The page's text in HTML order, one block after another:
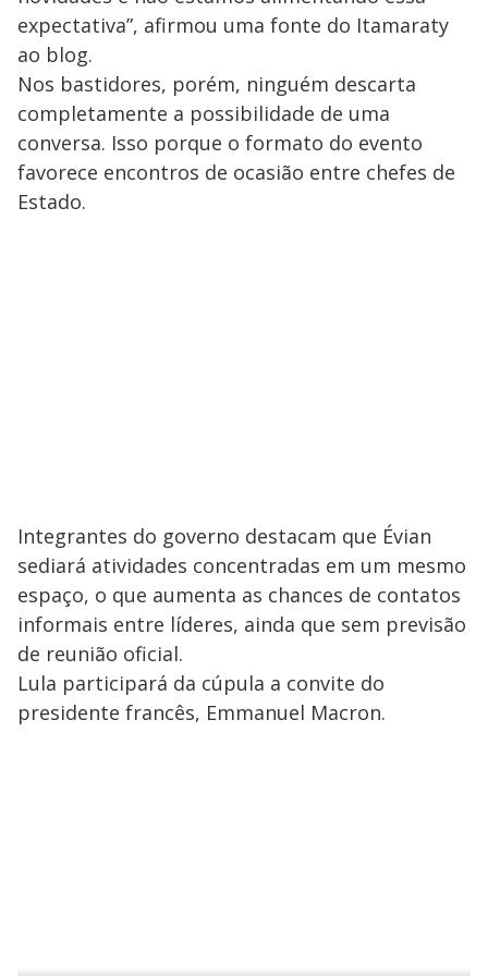
expectativa”, afirmou uma fonte do Itamaraty
ao blog.
Nos bastidores, porém, ninguém descarta
completamente a possibilidade de uma
conversa. Isso porque o formato do evento
favorece encontros de ocasião entre chefes de
Estado.
Integrantes do governo destacam que Évian
sediará atividades concentradas em um mesmo
espaço, o que aumenta as chances de contatos
informais entre líderes, ainda que sem previsão
de reunião oficial.
Lula participará da cúpula a convite do
presidente francês, Emmanuel Macron.